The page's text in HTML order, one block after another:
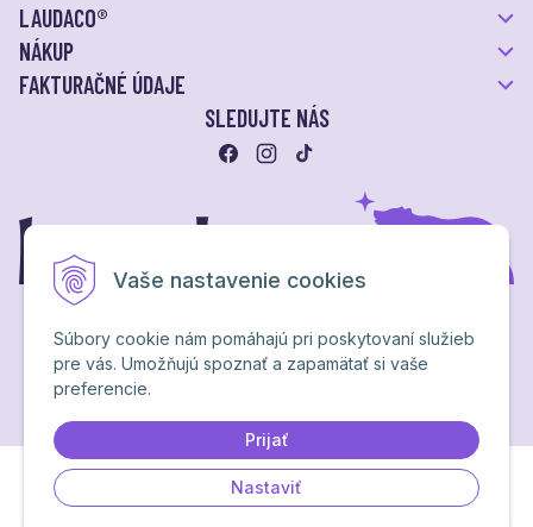
Vaše nastavenie cookies
Súbory cookie nám pomáhajú pri poskytovaní služieb
pre vás. Umožňujú spoznať a zapamätať si vaše
preferencie.
Prijať
Nastaviť
LAUDACO®
NÁKUP
FAKTURAČNÉ ÚDAJE
SLEDUJTE NÁS
Ochrana osobných údajov
NextShop&